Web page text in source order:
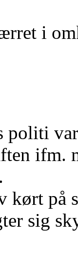
i
var
ifm.
kørt på
sig